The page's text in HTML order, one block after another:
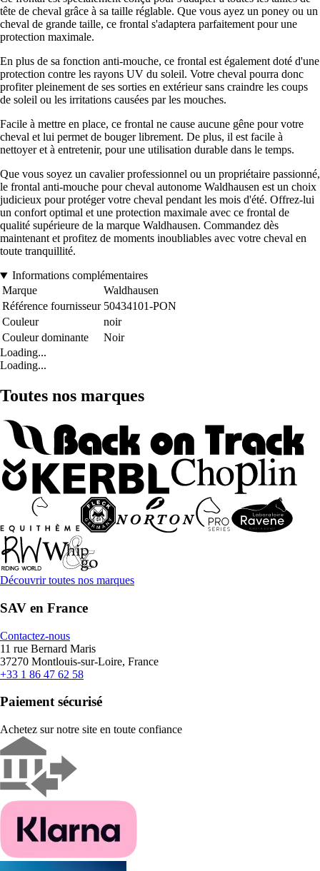
tête de cheval grâce à sa taille réglable. Que vous ayez un poney ou un
cheval de grande taille, ce frontal s'adaptera parfaitement pour une
protection maximale.
En plus de sa fonction anti-mouche, ce frontal est également doté d'une
protection contre les rayons UV du soleil. Votre cheval pourra donc
profiter pleinement de ses sorties en extérieur sans craindre les coups
de soleil ou les irritations causées par les mouches.
Facile à mettre en place, ce frontal ne cause aucune gêne pour votre
cheval et lui permet de bouger librement. De plus, il est facile à
nettoyer et à entretenir, pour une utilisation durable dans le temps.
Que vous soyez un cavalier professionnel ou un propriétaire passionné,
le frontal anti-mouche pour cheval autonome Waldhausen est un choix
judicieux pour protéger votre cheval pendant les mois d'été. Offrez-lui
un confort optimal et une protection maximale avec ce frontal de
qualité supérieure de la marque Waldhausen. Commandez dès
maintenant et profitez de moments inoubliables avec votre cheval en
toute tranquillité.
Informations complémentaires
Marque
Waldhausen
Référence fournisseur 50434101-PON
Couleur
noir
Couleur dominante
Noir
Loading...
Loading...
Toutes nos marques
Découvrir toutes nos marques
SAV en France
Contactez-nous
11 rue Bernard Maris
37270 Montlouis-sur-Loire, France
+33 1 86 47 62 58
Paiement sécurisé
Achetez sur notre site en toute confiance